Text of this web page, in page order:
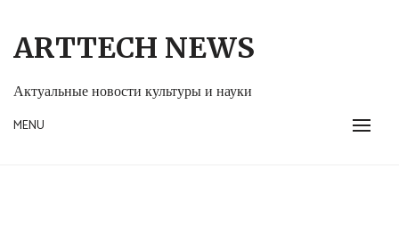
content
ARTTECH NEWS
Актуальные новости культуры и науки
MENU